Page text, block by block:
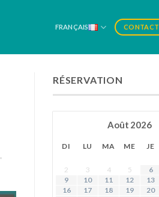
FRANÇAIS CONTACT
RÉSERVATION
Août 2026
DI LU MA ME JE
2
3 4 5 6
9
10 11 12 13
16
17 18 19 20